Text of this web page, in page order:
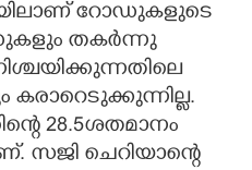
റോഡുകളുടെ
തകർന്നു
28.5ശതമാനം
ചെറിയാന്റെ